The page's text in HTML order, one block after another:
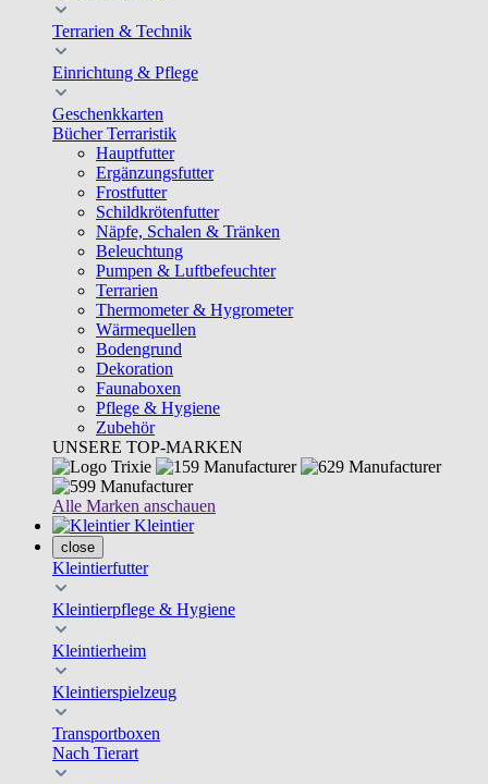
Terrarien & Technik
Einrichtung & Pflege
Geschenkkarten
Bücher Terraristik
Hauptfutter
Ergänzungsfutter
Frostfutter
Schildkrötenfutter
Näpfe, Schalen & Tränken
Beleuchtung
Pumpen & Luftbefeuchter
Terrarien
Thermometer & Hygrometer
Wärmequellen
Bodengrund
Dekoration
Faunaboxen
Pflege & Hygiene
Zubehör
UNSERE TOP-MARKEN
Alle Marken anschauen
Kleintier
close
Kleintierfutter
Kleintierpflege & Hygiene
Kleintierheim
Kleintierspielzeug
Transportboxen
Nach Tierart